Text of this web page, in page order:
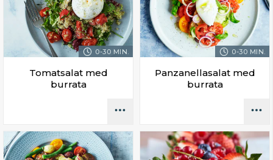
0-30 MIN.
Tomatsalat med
burrata
0-30 MIN.
Panzanellasalat med
burrata